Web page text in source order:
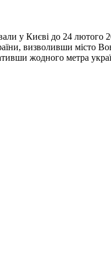
у Києві до 24 лютого
визволивши місто
жодного метра